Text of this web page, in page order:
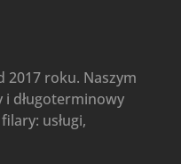
roku. Naszym
i długoterminowy
usługi,